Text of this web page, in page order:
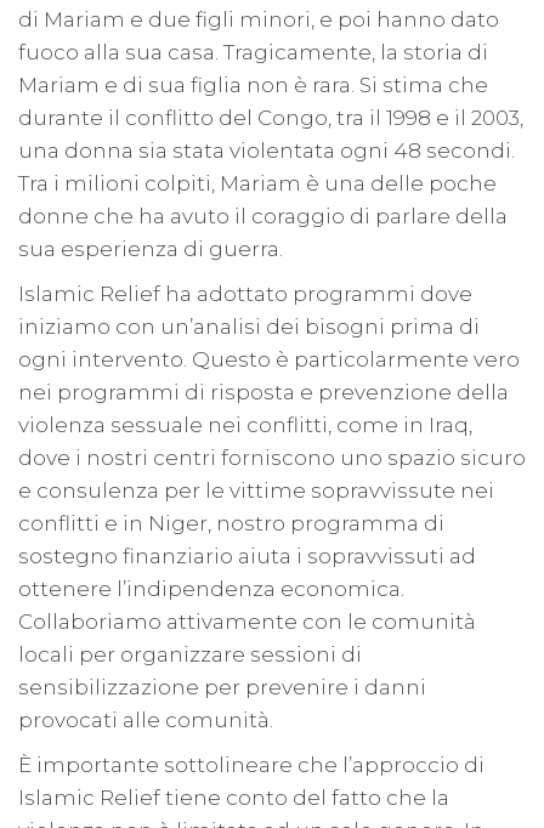
di Mariam e due figli minori, e poi hanno dato
fuoco alla sua casa. Tragicamente, la storia di
Mariam e di sua figlia non è rara. Si stima che
durante il conflitto del Congo, tra il 1998 e il 2003,
una donna sia stata violentata ogni 48 secondi.
Tra i milioni colpiti, Mariam è una delle poche
donne che ha avuto il coraggio di parlare della
sua esperienza di guerra.
Islamic Relief ha adottato programmi dove
iniziamo con un’analisi dei bisogni prima di
ogni intervento. Questo è particolarmente vero
nei programmi di risposta e prevenzione della
violenza sessuale nei conflitti, come in Iraq,
dove i nostri centri forniscono uno spazio sicuro
e consulenza per le vittime sopravvissute nei
conflitti e in Niger, nostro programma di
sostegno finanziario aiuta i sopravvissuti ad
ottenere l’indipendenza economica.
Collaboriamo attivamente con le comunità
locali per organizzare sessioni di
sensibilizzazione per prevenire i danni
provocati alle comunità.
È importante sottolineare che l’approccio di
Islamic Relief tiene conto del fatto che la